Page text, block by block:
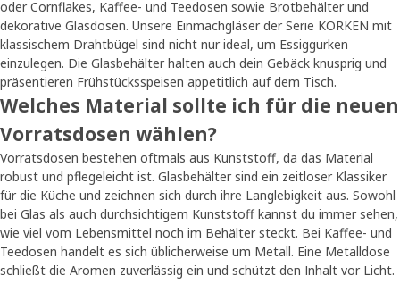
oder Cornflakes, Kaffee- und Teedosen sowie Brotbehälter und
dekorative Glasdosen. Unsere Einmachgläser der Serie KORKEN mit
klassischem Drahtbügel sind nicht nur ideal, um Essiggurken
einzulegen. Die Glasbehälter halten auch dein Gebäck knusprig und
präsentieren Frühstücksspeisen appetitlich auf dem Tisch.
Welches Material sollte ich für die neuen
Vorratsdosen wählen?
Vorratsdosen bestehen oftmals aus Kunststoff, da das Material
robust und pflegeleicht ist. Glasbehälter sind ein zeitloser Klassiker
für die Küche und zeichnen sich durch ihre Langlebigkeit aus. Sowohl
bei Glas als auch durchsichtigem Kunststoff kannst du immer sehen,
wie viel vom Lebensmittel noch im Behälter steckt. Bei Kaffee- und
Teedosen handelt es sich üblicherweise um Metall. Eine Metalldose
schließt die Aromen zuverlässig ein und schützt den Inhalt vor Licht.